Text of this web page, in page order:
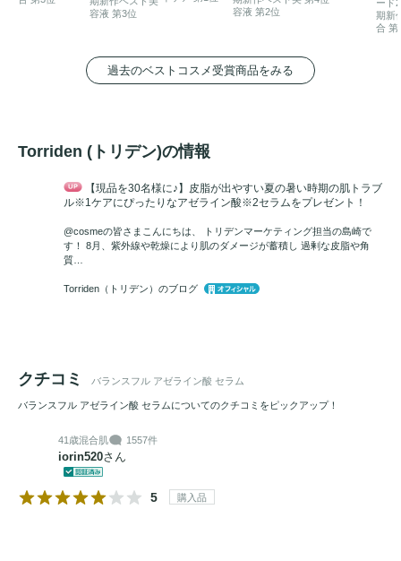
容液 第3位
容液 第2位
ード
期新
合 第
過去のベストコスメ受賞商品をみる
Torriden (トリデン)の情報
【現品を30名様に♪】皮脂が出やすい夏の暑い時期の肌トラブ
ル※1ケアにぴったりなアゼライン酸※2セラムをプレゼント！
@cosmeの皆さまこんにちは、 トリデンマーケティング担当の島崎で
す！ 8月、紫外線や乾燥により肌のダメージが蓄積し 過剰な皮脂や角
質…
Torriden（トリデン）のブログ
クチコミ バランスフル アゼライン酸 セラム
バランスフル アゼライン酸 セラムについてのクチコミをピックアップ！
41歳混合肌 1557件
iorin520さん
5 購入品